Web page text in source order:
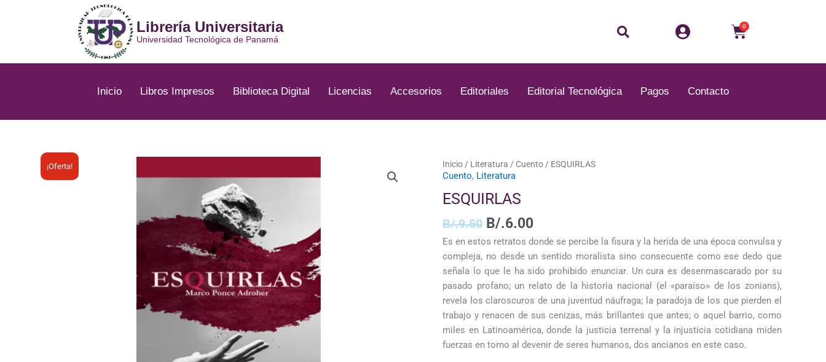
Librería Universitaria
Universidad Tecnológica de Panamá Buscar 0
Carrito
Inicio Libros Impresos Biblioteca Digital Licencias Accesorios Editoriales Editorial Tecnológica Pagos Contacto
¡Oferta! Inicio / Literatura / Cuento / ESQUIRLAS
Cuento, Literatura
ESQUIRLAS
B/.9.50
El
precio
original
era:
B/.9.50.
B/.6.00
El
Es en estos retratos donde se percibe la fisura y la herida de una época convulsa y
compleja, no desde un sentido moralista sino consecuente como ese dedo que
señala lo que le ha sido prohibido enunciar. Un cura es desenmascarado por su
pasado profano; un relato de la historia nacional (el «paraíso» de los zonians),
revela los claroscuros de una juventud náufraga; la paradoja de los que pierden el
trabajo y renacen de sus cenizas, más brillantes que antes; o aquel barrio, como
miles en Latinoamérica, donde la justicia terrenal y la injusticia cotidiana miden
fuerzas en torno al devenir de seres humanos, dos ancianos en este caso.
ESQUIRLAS
cantidad